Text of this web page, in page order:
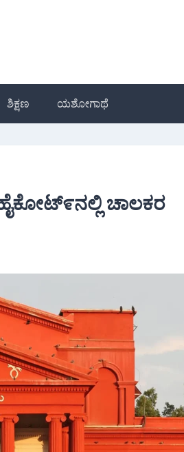
ಶಿಕ್ಷಣ ಯಶೋಗಾಥೆ
ಚಾಲಕರ